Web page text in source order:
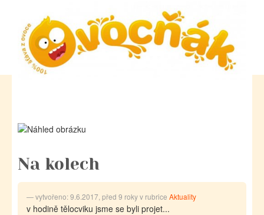
Na kolech
vytvořeno: 9.6.2017, před 9 roky v rubrice Aktuality
v hodině tělocviku jsme se byli projet...